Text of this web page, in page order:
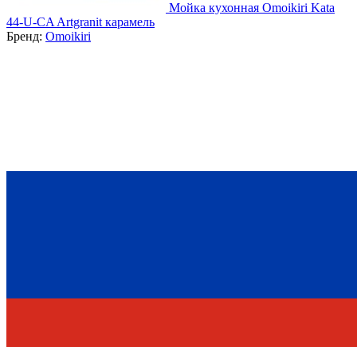
Мойка кухонная Omoikiri Kata
44-U-CA Artgranit карамель
Бренд: Omoikiri